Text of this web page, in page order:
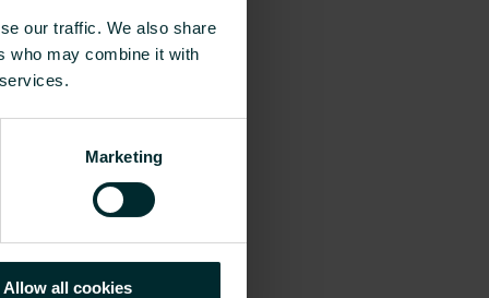
our traffic. We also share
who may combine it with
Marketing
Allow all cookies